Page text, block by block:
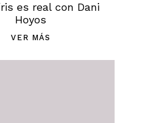
es real con Dani
Hoyos
VER MÁS